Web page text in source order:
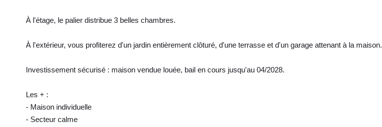
À l'étage, le palier distribue 3 belles chambres.
À l'extérieur, vous profiterez d'un jardin entièrement clôturé, d'une terrasse et d'un garage attenant à la maison.
Investissement sécurisé : maison vendue louée, bail en cours jusqu'au 04/2028.
Les + :
- Maison individuelle
- Secteur calme